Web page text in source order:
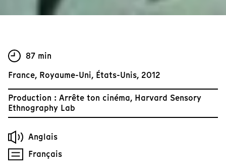
87 min
France, Royaume-Uni, États-Unis, 2012
Production : Arrête ton cinéma, Harvard Sensory
Ethnography Lab
Anglais
Français